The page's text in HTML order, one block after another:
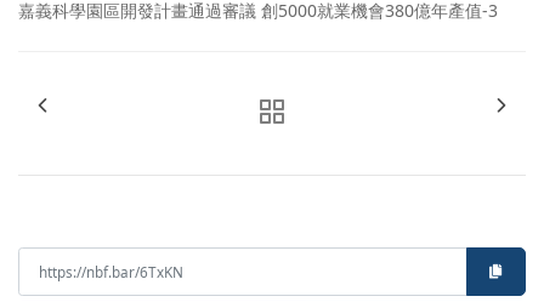
嘉義科學園區開發計畫通過審議 創5000就業機會380億年產值-3